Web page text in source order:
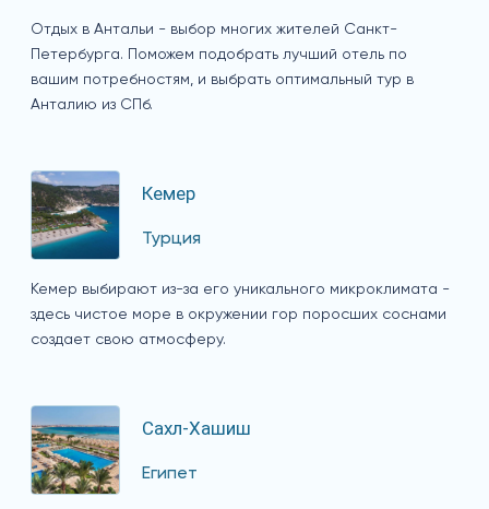
Отдых в Антальи - выбор многих жителей Санкт-
Петербурга. Поможем подобрать лучший отель по
вашим потребностям, и выбрать оптимальный тур в
Анталию из СПб.
Кемер
Турция
Кемер выбирают из-за его уникального микроклимата -
здесь чистое море в окружении гор поросших соснами
создает свою атмосферу.
Сахл-Хашиш
Египет